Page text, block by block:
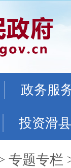
政务服
投资滑县
专题专栏